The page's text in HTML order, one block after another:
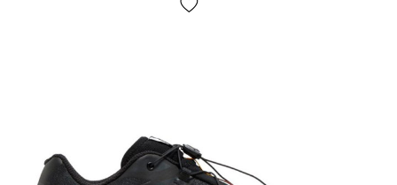
получении, после осмотра и примерки товара на отделении